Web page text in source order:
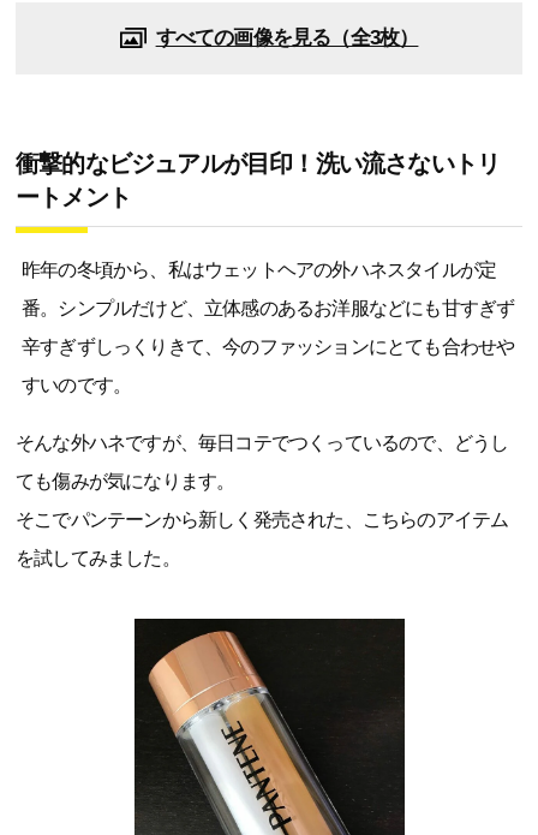
すべての画像を見る（全3枚）
衝撃的なビジュアルが目印！洗い流さないトリ
ートメント
昨年の冬頃から、私はウェットヘアの外ハネスタイルが定
番。シンプルだけど、立体感のあるお洋服などにも甘すぎず
辛すぎずしっくりきて、今のファッションにとても合わせや
すいのです。
そんな外ハネですが、毎日コテでつくっているので、どうし
ても傷みが気になります。
そこでパンテーンから新しく発売された、こちらのアイテム
を試してみました。